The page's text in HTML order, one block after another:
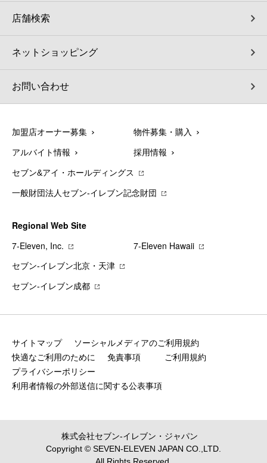
店舗検索
ネットショッピング
お問い合わせ
加盟店オーナー募集 物件募集・購入
アルバイト情報 採用情報
セブン&アイ・ホールディングス
一般財団法人セブン-イレブン記念財団
Regional Web Site
7‐Eleven, Inc.
7‐Eleven Hawaii
セブン‐イレブン北京・天津
セブン‐イレブン成都
サイトマップ
ソーシャルメディアのご利用規約
快適なご利用のために
免責事項
ご利用規約
プライバシーポリシー
利用者情報の外部送信に関する公表事項
株式会社セブン‐イレブン・ジャパン
Copyright © SEVEN-ELEVEN JAPAN CO.,LTD.